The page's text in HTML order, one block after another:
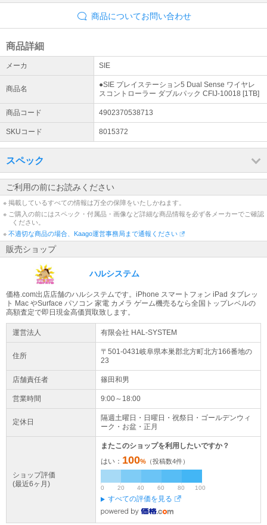
商品についてお問い合わせ
商品詳細
メーカ SIE
商品名
●SIE プレイステーション5 Dual Sense ワイヤレ
スコントローラー ダブルパック CFIJ-10018 [1TB]
商品コード 4902370538713
SKUコード 8015372
スペック
ご利用の前にお読みください
※ 掲載しているすべての情報は万全の保障をいたしかねます。
※ ご購入の前にはスペック・付属品・画像など詳細な商品情報を必ず各メーカーでご確認
ください。
※ 不適切な商品の場合、Kaago運営事務局まで通報ください
販売ショップ
ハルシステム
価格.com出店店舗のハルシステムです。iPhone スマートフォン iPad タブレッ
ト Mac やSurface パソコン 家電 カメラ ゲーム機売るなら全国トップレベルの
高額査定で即日現金高価買取致します。
運営法人 有限会社 HAL-SYSTEM
住所 〒501-0431岐阜県本巣郡北方町北方166番地の
23
店舗責任者 篠田和男
営業時間 9:00～18:00
定休日
隔週土曜日・日曜日・祝祭日・ゴールデンウィ
ーク・お盆・正月
ショップ評価
(最近6ヶ月)
またこのショップを利用したいですか？
はい： 100% （投稿数4件）
0 20 40 60 80 100
すべての評価を見る